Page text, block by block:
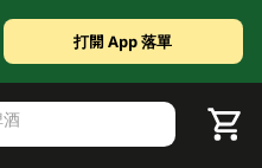
打開 App 落單